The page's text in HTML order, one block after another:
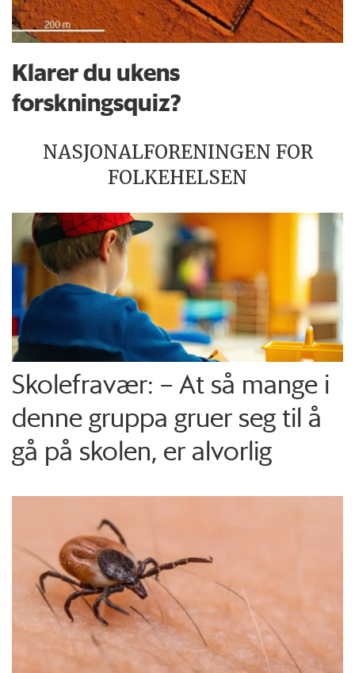
Klarer du ukens
forskningsquiz?
NASJONALFORENINGEN FOR
FOLKEHELSEN
Skolefravær: – At så mange i
denne gruppa gruer seg til å
gå på skolen, er alvorlig